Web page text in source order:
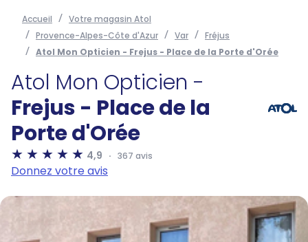
Accueil
Votre magasin Atol
Provence-Alpes-Côte d'Azur
Var
Fréjus
Atol Mon Opticien - Frejus - Place de la Porte d'Orée
Atol Mon Opticien -
Frejus - Place de la
Porte d'Orée
4,9 367 avis
Donnez votre avis